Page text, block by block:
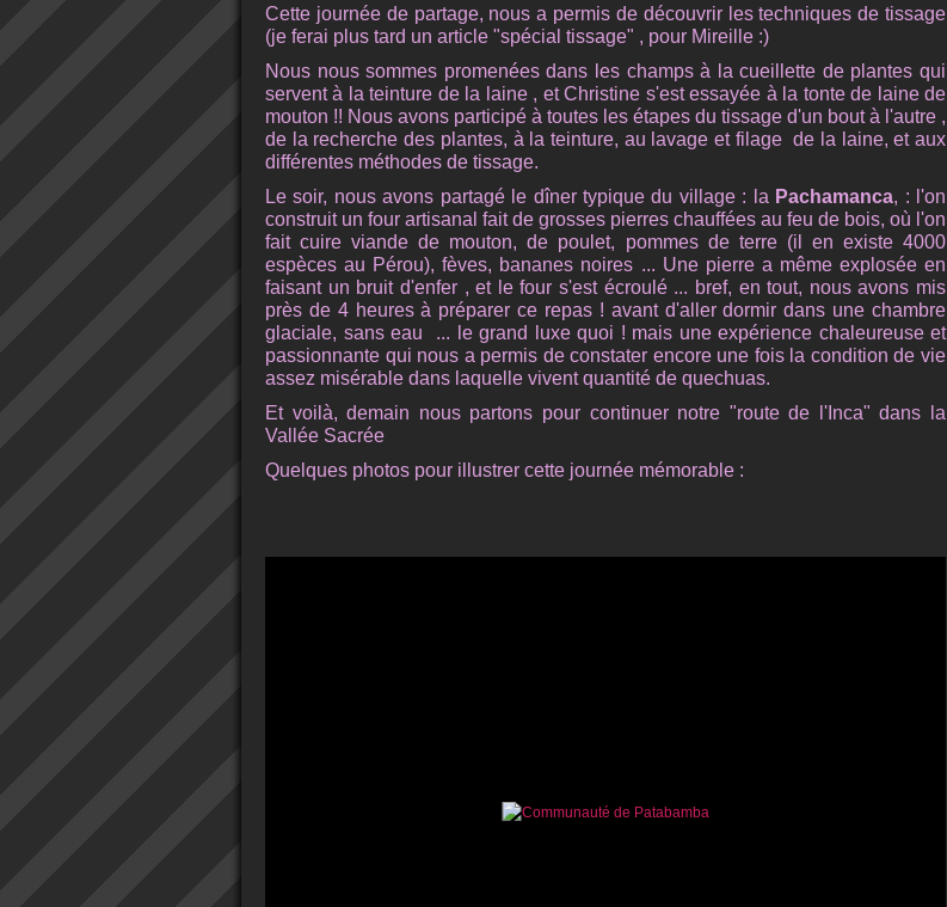
Cette journée de partage, nous a permis de découvrir les techniques de tissage
(je ferai plus tard un article "spécial tissage" , pour Mireille :)
Nous nous sommes promenées dans les champs à la cueillette de plantes qui
servent à la teinture de la laine , et Christine s'est essayée à la tonte de laine de
mouton !! Nous avons participé à toutes les étapes du tissage d'un bout à l'autre ,
de la recherche des plantes, à la teinture, au lavage et filage de la laine, et aux
différentes méthodes de tissage.
Le soir, nous avons partagé le dîner typique du village : la Pachamanca, : l'on
construit un four artisanal fait de grosses pierres chauffées au feu de bois, où l'on
fait cuire viande de mouton, de poulet, pommes de terre (il en existe 4000
espèces au Pérou), fèves, bananes noires ... Une pierre a même explosée en
faisant un bruit d'enfer , et le four s'est écroulé ... bref, en tout, nous avons mis
près de 4 heures à préparer ce repas ! avant d'aller dormir dans une chambre
glaciale, sans eau ... le grand luxe quoi ! mais une expérience chaleureuse et
passionnante qui nous a permis de constater encore une fois la condition de vie
assez misérable dans laquelle vivent quantité de quechuas.
Et voilà, demain nous partons pour continuer notre "route de l'Inca" dans la
Vallée Sacrée
Quelques photos pour illustrer cette journée mémorable :